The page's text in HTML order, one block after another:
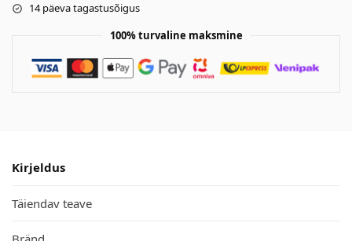
14 päeva tagastusõigus
100% turvaline maksmine
Kirjeldus
Täiendav teave